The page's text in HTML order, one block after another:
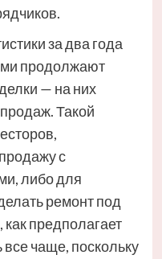
за два года
продолжают
— на них
Такой
с
либо для
ремонт под
предполагает
все чаще, поскольку